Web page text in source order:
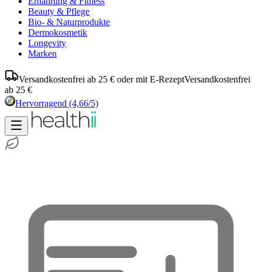
Beauty & Pflege
Bio- & Naturprodukte
Dermokosmetik
Longevity
Marken
Versandkostenfrei ab 25 € oder mit E-RezeptVersandkostenfrei
ab 25 €
Hervorragend (4,66/5)